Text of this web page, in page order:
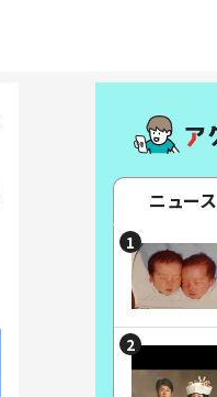
ニュース